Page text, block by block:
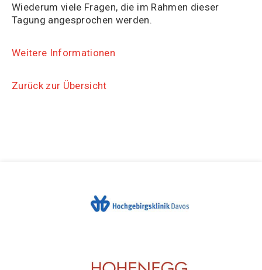
Wiederum viele Fragen, die im Rahmen dieser
Tagung angesprochen werden.
Weitere Informationen
Zurück zur Übersicht